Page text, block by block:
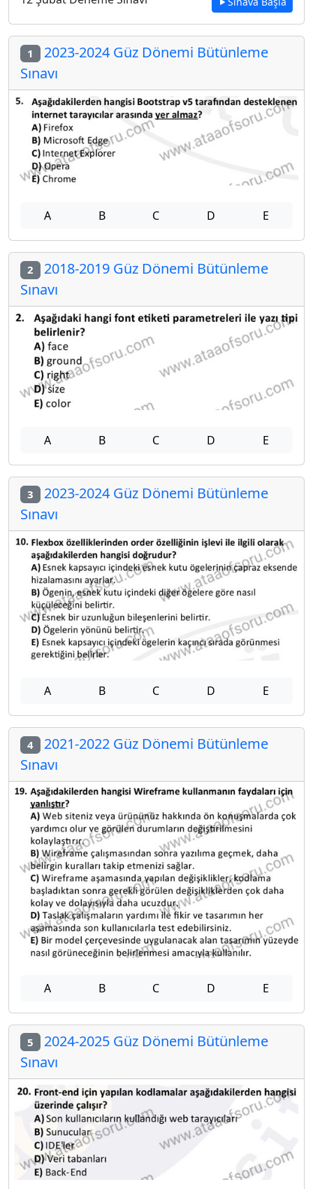
1 2023-2024 Güz Dönemi Bütünleme
Sınavı
A B C D E
2 2018-2019 Güz Dönemi Bütünleme
Sınavı
A B C D E
3 2023-2024 Güz Dönemi Bütünleme
Sınavı
A B C D E
4 2021-2022 Güz Dönemi Bütünleme
Sınavı
A B C D E
5 2024-2025 Güz Dönemi Bütünleme
Sınavı